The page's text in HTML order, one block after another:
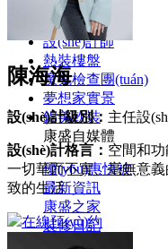
案例
設(shè)計師
熱裝樓盤
魔鬼檢查團(tuán)
夢想家實景
錦美軟裝
康盛自媒體
優(yōu)惠快被
最新資訊
康盛之家
裝修日記
陳海海
設(shè)計級別： 主任設
設(shè)計格言： 空間和
一切華而不實、毫無
致的生活
在線預(yù)約